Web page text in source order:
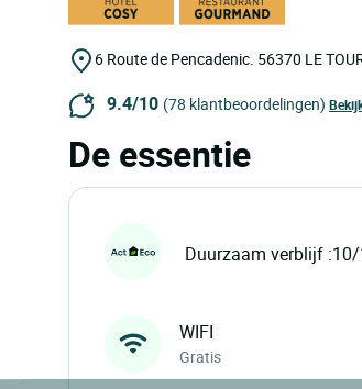
6 Route de Pencadenic. 56370 LE
9.4/10 (78 klantbeoordelingen)
De essentie
Duurzaam verblijf
WIFI
Gratis